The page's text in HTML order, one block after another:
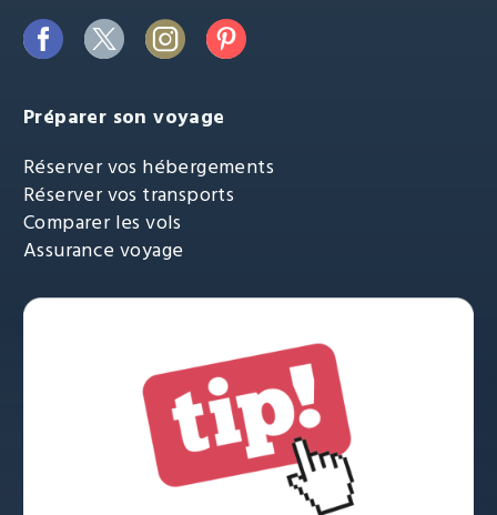
Préparer son voyage
Réserver vos hébergements
Réserver vos transports
Comparer les vols
Assurance voyage